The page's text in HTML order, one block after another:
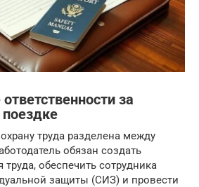
за
поездке
труда разделена между
обязан создать
обеспечить сотрудника
защиты (СИЗ) и провести